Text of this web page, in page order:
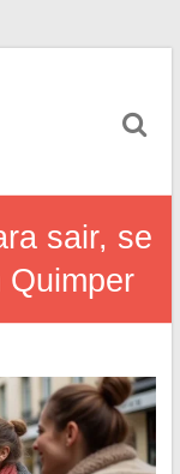
sair, se
Quimper